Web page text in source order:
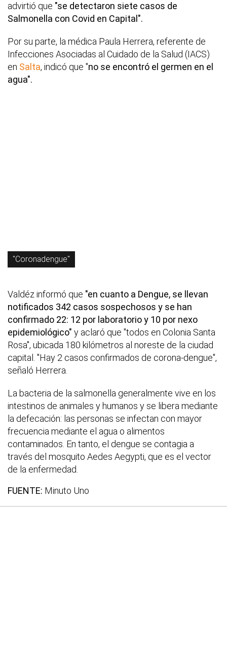
advirtió que "se detectaron siete casos de
Salmonella con Covid en Capital".
Por su parte, la médica Paula Herrera, referente de
Infecciones Asociadas al Cuidado de la Salud (IACS)
en Salta, indicó que "no se encontró el germen en el
agua".
"Coronadengue"
Valdéz informó que "en cuanto a Dengue, se llevan
notificados 342 casos sospechosos y se han
confirmado 22: 12 por laboratorio y 10 por nexo
epidemiológico" y aclaró que "todos en Colonia Santa
Rosa", ubicada 180 kilómetros al noreste de la ciudad
capital. "Hay 2 casos confirmados de corona-dengue",
señaló Herrera.
La bacteria de la salmonella generalmente vive en los
intestinos de animales y humanos y se libera mediante
la defecación: las personas se infectan con mayor
frecuencia mediante el agua o alimentos
contaminados. En tanto, el dengue se contagia a
través del mosquito Aedes Aegypti, que es el vector
de la enfermedad.
FUENTE: Minuto Uno